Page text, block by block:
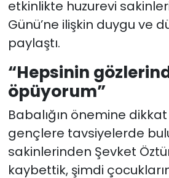
etkinlikte huzurevi
Günü’ne ilişkin duygu ve
paylaştı.
“Hepsinin
öpüyorum”
Babalığın önemine
gençlere tavsiyelerde
sakinlerinden Şevket
kaybettik, şimdi